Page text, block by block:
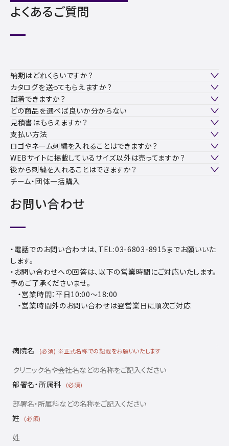
よくあるご質問
納期はどれくらいですか？
カタログを送ってもらえますか？
試着できますか？
どの商品を選べば良いか分からない
見積書はもらえますか？
支払い方法
ロゴやネーム刺繍を入れることはできますか？
WEBサイトに掲載しているサイズ以外は売ってますか？
後から刺繍を入れることはできますか？
チーム・団体一括購入
お問い合わせ
・電話でのお問い合わせは、TEL:03-6803-8915までお願いいた
します。
・お問い合わせへの回答は、以下の営業時間にご対応いたします。
予めご了承くださいませ。
・営業時間：平日10:00～18:00
・営業時間外のお問い合わせは翌営業日に順次ご対応
病院名 (必須) ※正式名称での記載をお願いいたします
部署名・所属科 (必須)
姓 (必須)